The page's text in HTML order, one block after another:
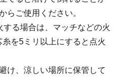
らご使用ください。
る場合は、マッチなどの火
を5ミリ以上にすると点火
け、涼しい場所に保管して